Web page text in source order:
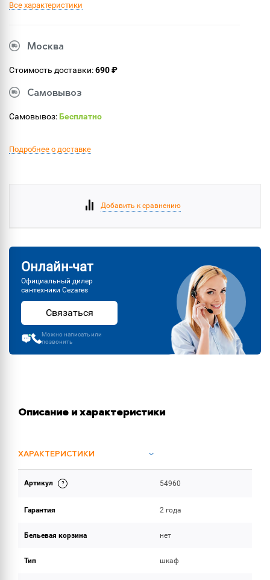
Все характеристики
Москва
Стоимость доставки:690 ₽
Самовывоз
Самовывоз:Бесплатно
Подробнее о доставке
Добавить к сравнению
Онлайн-чат
Официальный дилер
сантехники Cezares
Связаться
Можно написать или
позвонить
Описание и характеристики
ХАРАКТЕРИСТИКИ
ОБЪЕМ ПОСТАВКИ
Артикул 54960
Гарантия 2 года
Бельевая корзина нет
Тип шкаф